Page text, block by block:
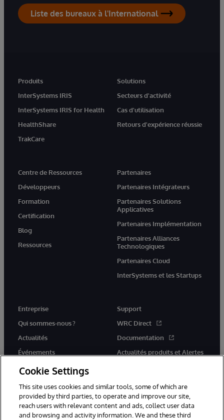
Liste des bureaux à l'International
Produits
InterSystems IRIS
InterSystems IRIS for Health
HealthShare
TrakCare
Solutions
Secteurs d'activité
Cas d'utilisation
Retours d'expérience réussie
Centre de Ressources
Développeurs
Formation
Certification
Blog
Ressources
Partenaires
Partenaires Intégrateurs
Partenaires Solutions
Applicatives
Partenaires Implémentation
Partenaires Alliances
Technologiques
Partenaires Cloud
InterSystems et les Startups
Entreprise
Qui sommes-nous ?
Actualités
Événements
Rejoignez-nous
Support
WRC Direct
Documentation
Actualités produits et Alertes
Cookie Settings
This site uses cookies and similar tools, some of which are
provided by third parties, to operate and improve our site,
reach users with relevant content and ads, collect user data
and browsing and activity information. We and these third